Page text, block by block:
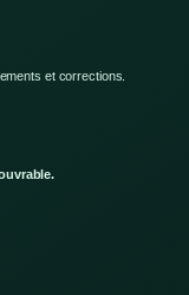
et corrections.